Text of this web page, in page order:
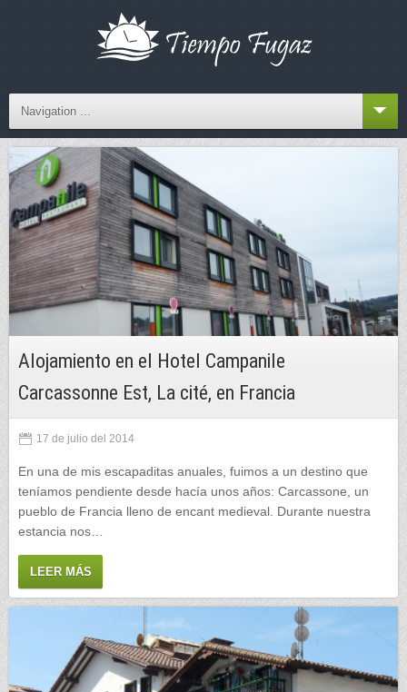
Navigation ...
Alojamiento en el Hotel Campanile
Carcassonne Est, La cité, en Francia
17 de julio del 2014
En una de mis escapaditas anuales, fuimos a un destino que
teníamos pendiente desde hacía unos años: Carcassone, un
pueblo de Francia lleno de encant medieval. Durante nuestra
estancia nos…
LEER MÁS